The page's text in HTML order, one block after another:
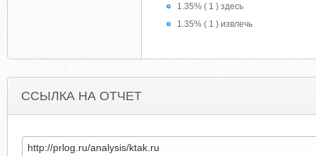
1.35% ( 1 ) здесь
1.35% ( 1 ) извлечь
ССЫЛКА НА ОТЧЕТ